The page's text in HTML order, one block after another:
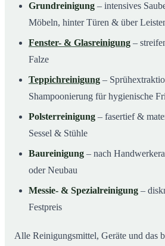
Grundreinigung – intensives
Möbeln, hinter Türen & über
Fenster- & Glasreinigung –
Falze
Teppichreinigung –
Shampoonierung für hygienische
Polsterreinigung – fasertief &
Sessel & Stühle
Baureinigung – nach
oder Neubau
Messie- & Spezialreinigung –
Festpreis
Alle Reinigungsmittel, Geräte und das